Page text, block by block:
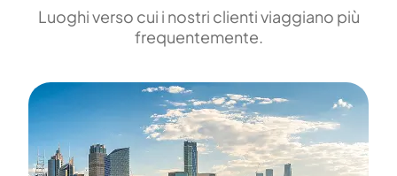
Luoghi verso cui i nostri clienti viaggiano più
frequentemente.